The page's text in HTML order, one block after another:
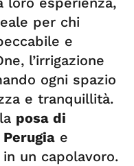
per chi
e
l’irrigazione
ogni spazio
e tranquillità.
posa di
e
un capolavoro.